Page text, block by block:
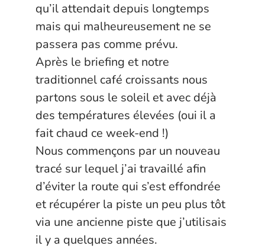
qu’il attendait depuis longtemps
mais qui malheureusement ne se
passera pas comme prévu.
Après le briefing et notre
traditionnel café croissants nous
partons sous le soleil et avec déjà
des températures élevées (oui il a
fait chaud ce week-end !)
Nous commençons par un nouveau
tracé sur lequel j’ai travaillé afin
d’éviter la route qui s’est effondrée
et récupérer la piste un peu plus tôt
via une ancienne piste que j’utilisais
il y a quelques années.